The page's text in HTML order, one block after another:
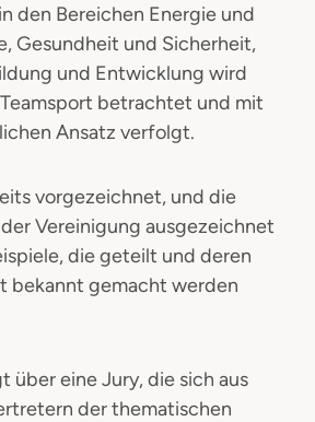
den Bereichen Energie und
Gesundheit und Sicherheit,
und Entwicklung wird
betrachtet und mit
Ansatz verfolgt.
vorgezeichnet, und die
Vereinigung ausgezeichnet
die geteilt und deren
bekannt gemacht werden
über eine Jury, die sich aus
der thematischen